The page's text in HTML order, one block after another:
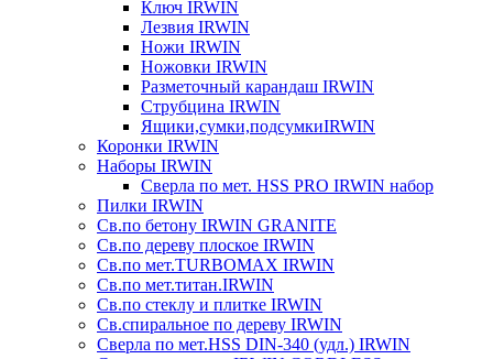
Ключ IRWIN
Лезвия IRWIN
Ножи IRWIN
Ножовки IRWIN
Разметочный карандаш IRWIN
Струбцина IRWIN
Ящики,сумки,подсумкиIRWIN
Коронки IRWIN
Наборы IRWIN
Сверла по мет. HSS PRO IRWIN набор
Пилки IRWIN
Св.по бетону IRWIN GRANITE
Св.по дереву плоское IRWIN
Св.по мет.TURBOMAX IRWIN
Св.по мет.титан.IRWIN
Св.по стеклу и плитке IRWIN
Св.спиральное по дереву IRWIN
Сверла по мет.HSS DIN-340 (удл.) IRWIN